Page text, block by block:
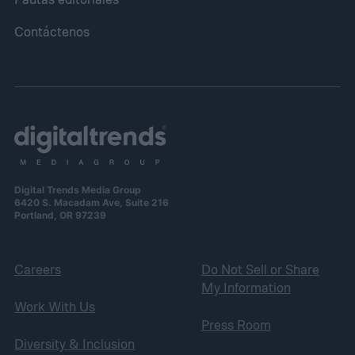
Contáctenos
Digital Trends Media Group
6420 S. Macadam Ave, Suite 216
Portland, OR 97239
Careers
Work With Us
Diversity & Inclusion
Do Not Sell or Share
My Information
Press Room